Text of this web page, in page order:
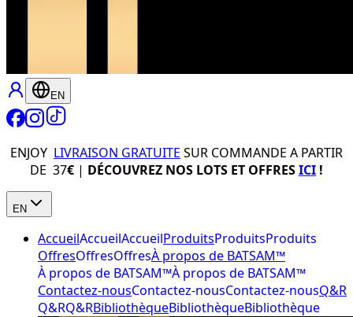
EN
ENJOY LIVRAISON GRATUITE SUR COMMANDE A PARTIR
DE 37€ | DÉCOUVREZ NOS LOTS ET OFFRESICI !
EN
AccueilAccueilAccueilProduitsProduitsProduits
OffresOffresOffresÀ propos de BATSAM™
À propos de BATSAM™À propos de BATSAM™
Contactez-nousContactez-nousContactez-nousQ&R
Q&RQ&RBibliothèqueBibliothèqueBibliothèque